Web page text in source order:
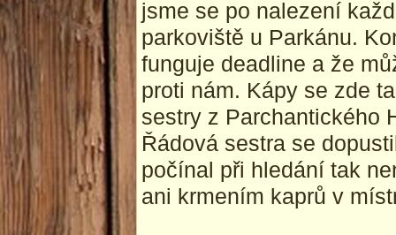
jsme se po nalezení
parkoviště u Parkánu.
funguje deadline a že
proti nám. Kápy se zde
sestry z Parchantického
Řádová sestra se
počínal při hledání tak
ani krmením kaprů v